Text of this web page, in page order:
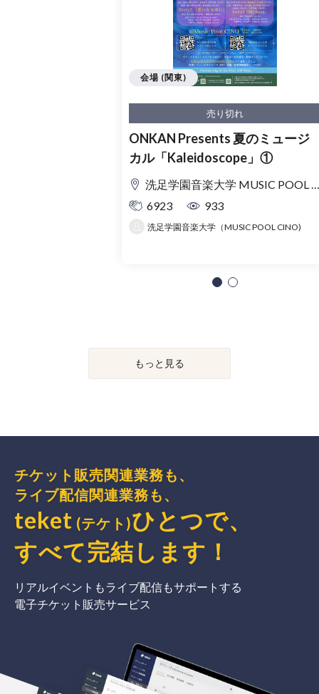
売り切れ
ONKAN Presents 夏のミュージ
カル「Kaleidoscope」①
洗足学園音楽大学 MUSIC POOL CINO
6923
933
洗足学園音楽大学（MUSIC POOL CINO)
会場 (関東)
もっと見る
チケット販売関連業務も、
ライブ配信関連業務も、
teket (テケト)ひとつで、
すべて完結 します ！
リアルイベントもライブ配信もサポートする
電子チケット販売サービス